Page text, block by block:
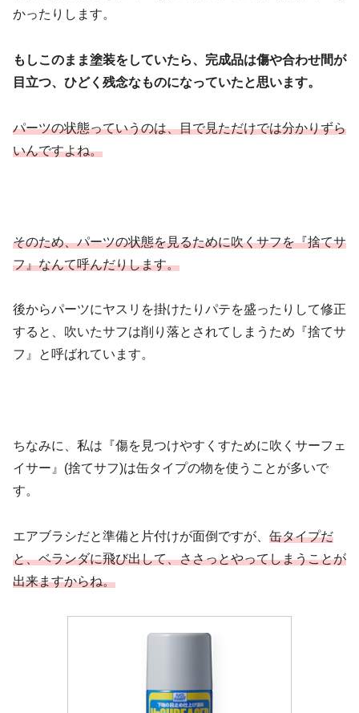
かったりします。
もしこのまま塗装をしていたら、完成品は傷や合わせ間が
目立つ、ひどく残念なものになっていたと思います。
パーツの状態っていうのは、目で見ただけでは分かりずら
いんですよね。
そのため、パーツの状態を見るために吹くサフを『捨てサ
フ』なんて呼んだりします。
後からパーツにヤスリを掛けたりパテを盛ったりして修正
すると、吹いたサフは削り落とされてしまうため『捨てサ
フ』と呼ばれています。
ちなみに、私は『傷を見つけやすくすために吹くサーフェ
イサー』(捨てサフ)は缶タイプの物を使うことが多いで
す。
エアブラシだと準備と片付けが面倒ですが、 缶タイプだ
と、ベランダに飛び出して、ささっとやってしまうことが
出来ますからね。